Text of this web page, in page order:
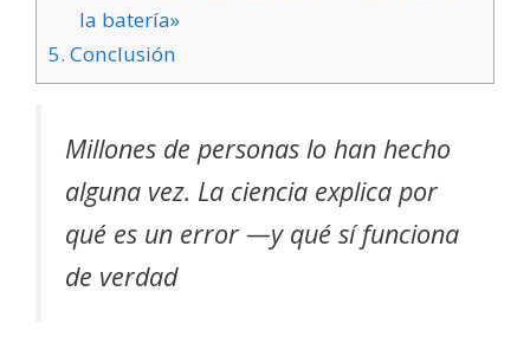
la batería»
5. Conclusión
Millones de personas lo han hecho
alguna vez. La ciencia explica por
qué es un error —y qué sí funciona
de verdad